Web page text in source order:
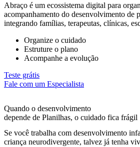
Abraço é um ecossistema digital para
acompanhamento do desenvolvimento de
integrando famílias, terapeutas, clínicas,
Organize o cuidado
Estruture o plano
Acompanhe a evolução
Teste grátis
Fale com um Especialista
Quando o desenvolvimento
depende de Planilhas, o cuidado fica frágil
Se você trabalha com desenvolvimento
criança neurodivergente, talvez já tenha